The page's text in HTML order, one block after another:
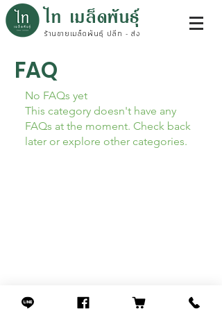
ไท เมล็ดพันธุ์
ร้านขายเมล็ดพันธุ์ ปลีก - ส่ง
FAQ
No FAQs yet
This category doesn't have any
FAQs at the moment. Check back
later or explore other categories.